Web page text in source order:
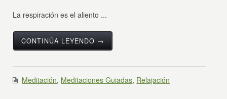
La respiración es el aliento ...
CONTINÚA LEYENDO →
Meditación, Meditaciones Guiadas, Relajación